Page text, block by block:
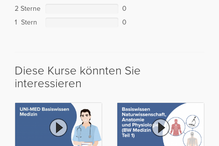
2 Sterne
0
1 Stern
0
Diese Kurse könnten Sie
interessieren